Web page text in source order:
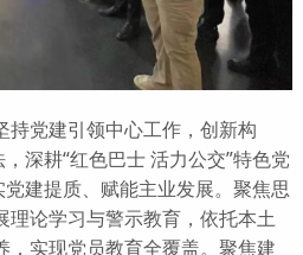
党建引领中心工作，创新构
深耕“红色巴士 活力公交”特色党
建提质、赋能主业发展。聚焦思
理论学习与警示教育，依托本土
，实现党员教育全覆盖。聚焦建